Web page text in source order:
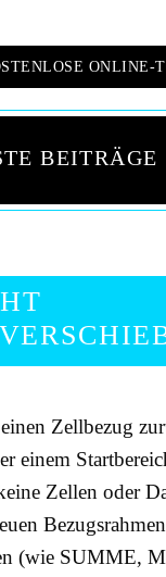
ONLINE-
BEITRÄGE
Zellbezug
einem
Zellen oder
(wie SUMME,